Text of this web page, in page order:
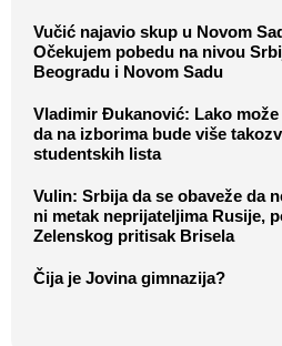
Vučić najavio skup u Novom
Očekujem pobedu na nivou
Beogradu i Novom Sadu
Vladimir Đukanović: Lako može
da na izborima bude više
studentskih lista
Vulin: Srbija da se obaveže da
ni metak neprijateljima Rusije,
Zelenskog pritisak Brisela
Čija je Jovina gimnazija?